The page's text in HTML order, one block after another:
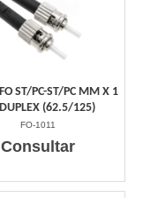
ST/PC-ST/PC MM X 1
(62.5/125)
FO-1011
Consultar